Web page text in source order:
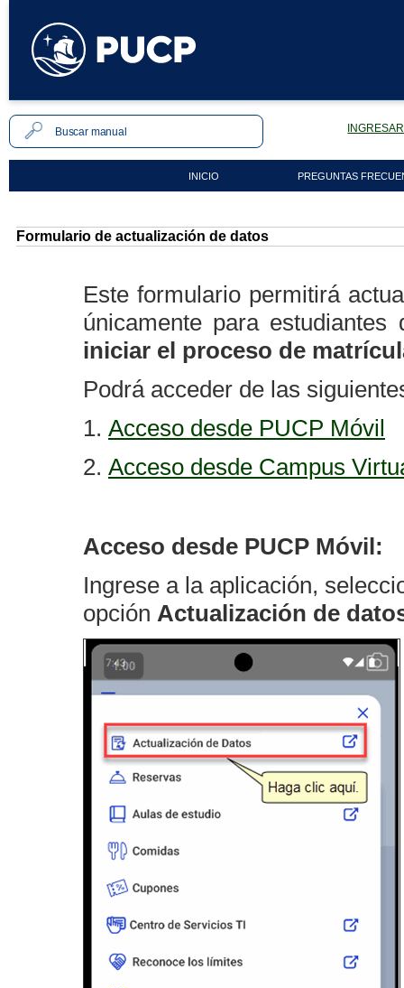
INICIO PREGUNTAS
Formulario de actualización de datos
Este formulario permitirá
únicamente para
iniciar el proceso de
Podrá acceder de las
1. Acceso desde PUCP Móvil
2. Acceso desde Campus
Acceso desde PUCP Móvil:
Ingrese a la aplicación,
opción Actualización de